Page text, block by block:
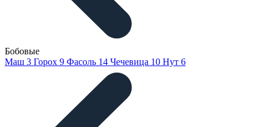
Бобовые
Маш 3 Горох 9 Фасоль 14 Чечевица 10 Нут 6